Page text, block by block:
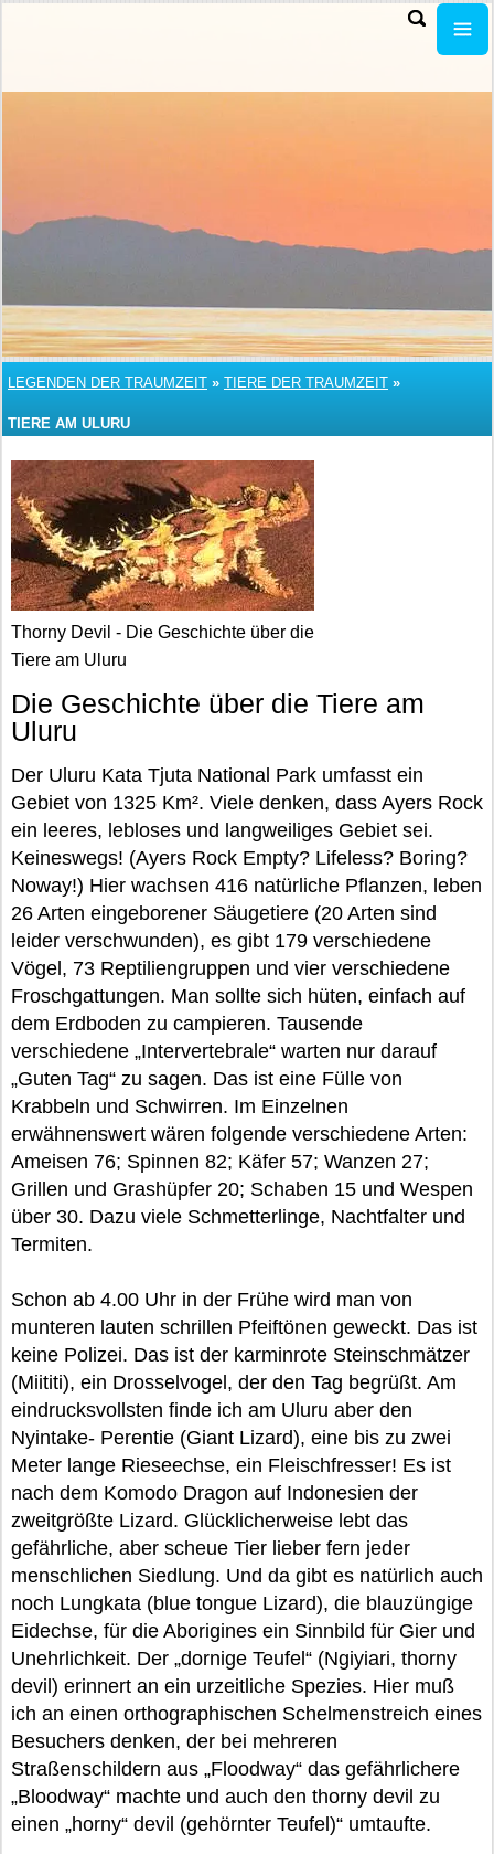
LEGENDEN DER TRAUMZEIT » TIERE DER TRAUMZEIT »
TIERE AM ULURU
Thorny Devil - Die Geschichte über die
Tiere am Uluru
Die Geschichte über die Tiere am
Uluru
Der Uluru Kata Tjuta National Park umfasst ein
Gebiet von 1325 Km². Viele denken, dass Ayers Rock
ein leeres, lebloses und langweiliges Gebiet sei.
Keineswegs! (Ayers Rock Empty? Lifeless? Boring?
Noway!) Hier wachsen 416 natürliche Pflanzen, leben
26 Arten eingeborener Säugetiere (20 Arten sind
leider verschwunden), es gibt 179 verschiedene
Vögel, 73 Reptiliengruppen und vier verschiedene
Froschgattungen. Man sollte sich hüten, einfach auf
dem Erdboden zu campieren. Tausende
verschiedene „Intervertebrale“ warten nur darauf
„Guten Tag“ zu sagen. Das ist eine Fülle von
Krabbeln und Schwirren. Im Einzelnen
erwähnenswert wären folgende verschiedene Arten:
Ameisen 76; Spinnen 82; Käfer 57; Wanzen 27;
Grillen und Grashüpfer 20; Schaben 15 und Wespen
über 30. Dazu viele Schmetterlinge, Nachtfalter und
Termiten.
Schon ab 4.00 Uhr in der Frühe wird man von
munteren lauten schrillen Pfeiftönen geweckt. Das ist
keine Polizei. Das ist der karminrote Steinschmätzer
(Miititi), ein Drosselvogel, der den Tag begrüßt. Am
eindrucksvollsten finde ich am Uluru aber den
Nyintake- Perentie (Giant Lizard), eine bis zu zwei
Meter lange Rieseechse, ein Fleischfresser! Es ist
nach dem Komodo Dragon auf Indonesien der
zweitgrößte Lizard. Glücklicherweise lebt das
gefährliche, aber scheue Tier lieber fern jeder
menschlichen Siedlung. Und da gibt es natürlich auch
noch Lungkata (blue tongue Lizard), die blauzüngige
Eidechse, für die Aborigines ein Sinnbild für Gier und
Unehrlichkeit. Der „dornige Teufel“ (Ngiyiari, thorny
devil) erinnert an ein urzeitliche Spezies. Hier muß
ich an einen orthographischen Schelmenstreich eines
Besuchers denken, der bei mehreren
Straßenschildern aus „Floodway“ das gefährlichere
„Bloodway“ machte und auch den thorny devil zu
einen „horny“ devil (gehörnter Teufel)“ umtaufte.